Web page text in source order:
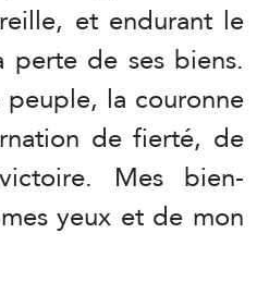
et endurant le
de ses biens.
la couronne
de fierté, de
Mes bien-
yeux et de mon